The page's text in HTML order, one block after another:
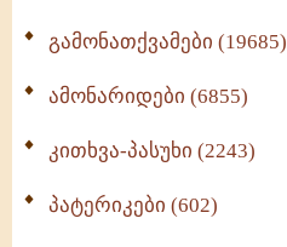
გამონათქვამები (19685)
ამონარიდები (6855)
კითხვა-პასუხი (2243)
პატერიკები (602)